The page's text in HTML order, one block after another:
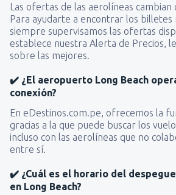
Las ofertas de las aerolíneas cambian
Para ayudarte a encontrar los billetes
siempre supervisamos las ofertas
establece nuestra Alerta de Precios,
sobre las mejores.
✔️ ¿El aeropuerto Long Beach
conexión?
En eDestinos.com.pe, ofrecemos la
gracias a la que puede buscar los
incluso con las aerolíneas que no
entre sí.
✔️ ¿Cuál es el horario del
en Long Beach?